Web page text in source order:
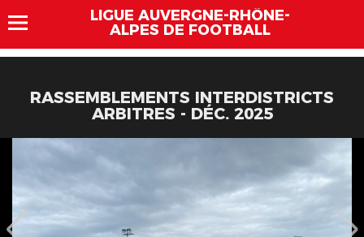
LIGUE AUVERGNE-RHÔNE-
ALPES DE FOOTBALL
RASSEMBLEMENTS INTERDISTRICTS
ARBITRES - DÉC. 2025